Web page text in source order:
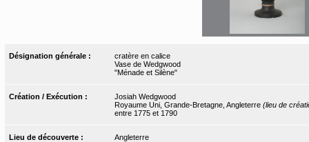
Désignation générale :
cratère en calice
Vase de Wedgwood
"Ménade et Silène"
Création / Exécution :
Josiah Wedgwood
Royaume Uni, Grande-Bretagne, Angleterre (lieu de
entre 1775 et 1790
Lieu de découverte : Angleterre